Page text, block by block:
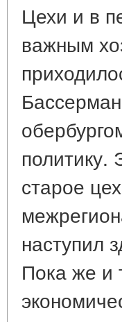
Цехи и в
важным
старое
наступил
Пока же и